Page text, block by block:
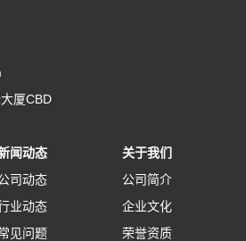
厦CBD
闻动态
司动态
业动态
见问题
关于我们
公司简介
企业文化
荣誉资质